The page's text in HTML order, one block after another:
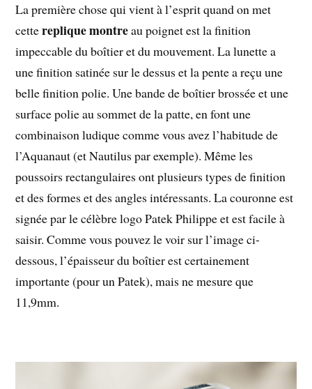
La première chose qui vient à l’esprit quand on met
cettereplique montreau poignet est la finition
impeccable du boîtier et du mouvement. La lunette a
une finition satinée sur le dessus et la pente a reçu une
belle finition polie. Une bande de boîtier brossée et une
surface polie au sommet de la patte, en font une
combinaison ludique comme vous avez l’habitude de
l’Aquanaut (et Nautilus par exemple). Même les
poussoirs rectangulaires ont plusieurs types de finition
et des formes et des angles intéressants. La couronne est
signée par le célèbre logo Patek Philippe et est facile à
saisir. Comme vous pouvez le voir sur l’image ci-
dessous, l’épaisseur du boîtier est certainement
importante (pour un Patek), mais ne mesure que
11,9mm.